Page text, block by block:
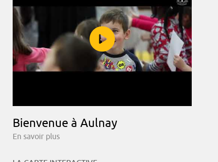
Bienvenue à Aulnay
En savoir plus